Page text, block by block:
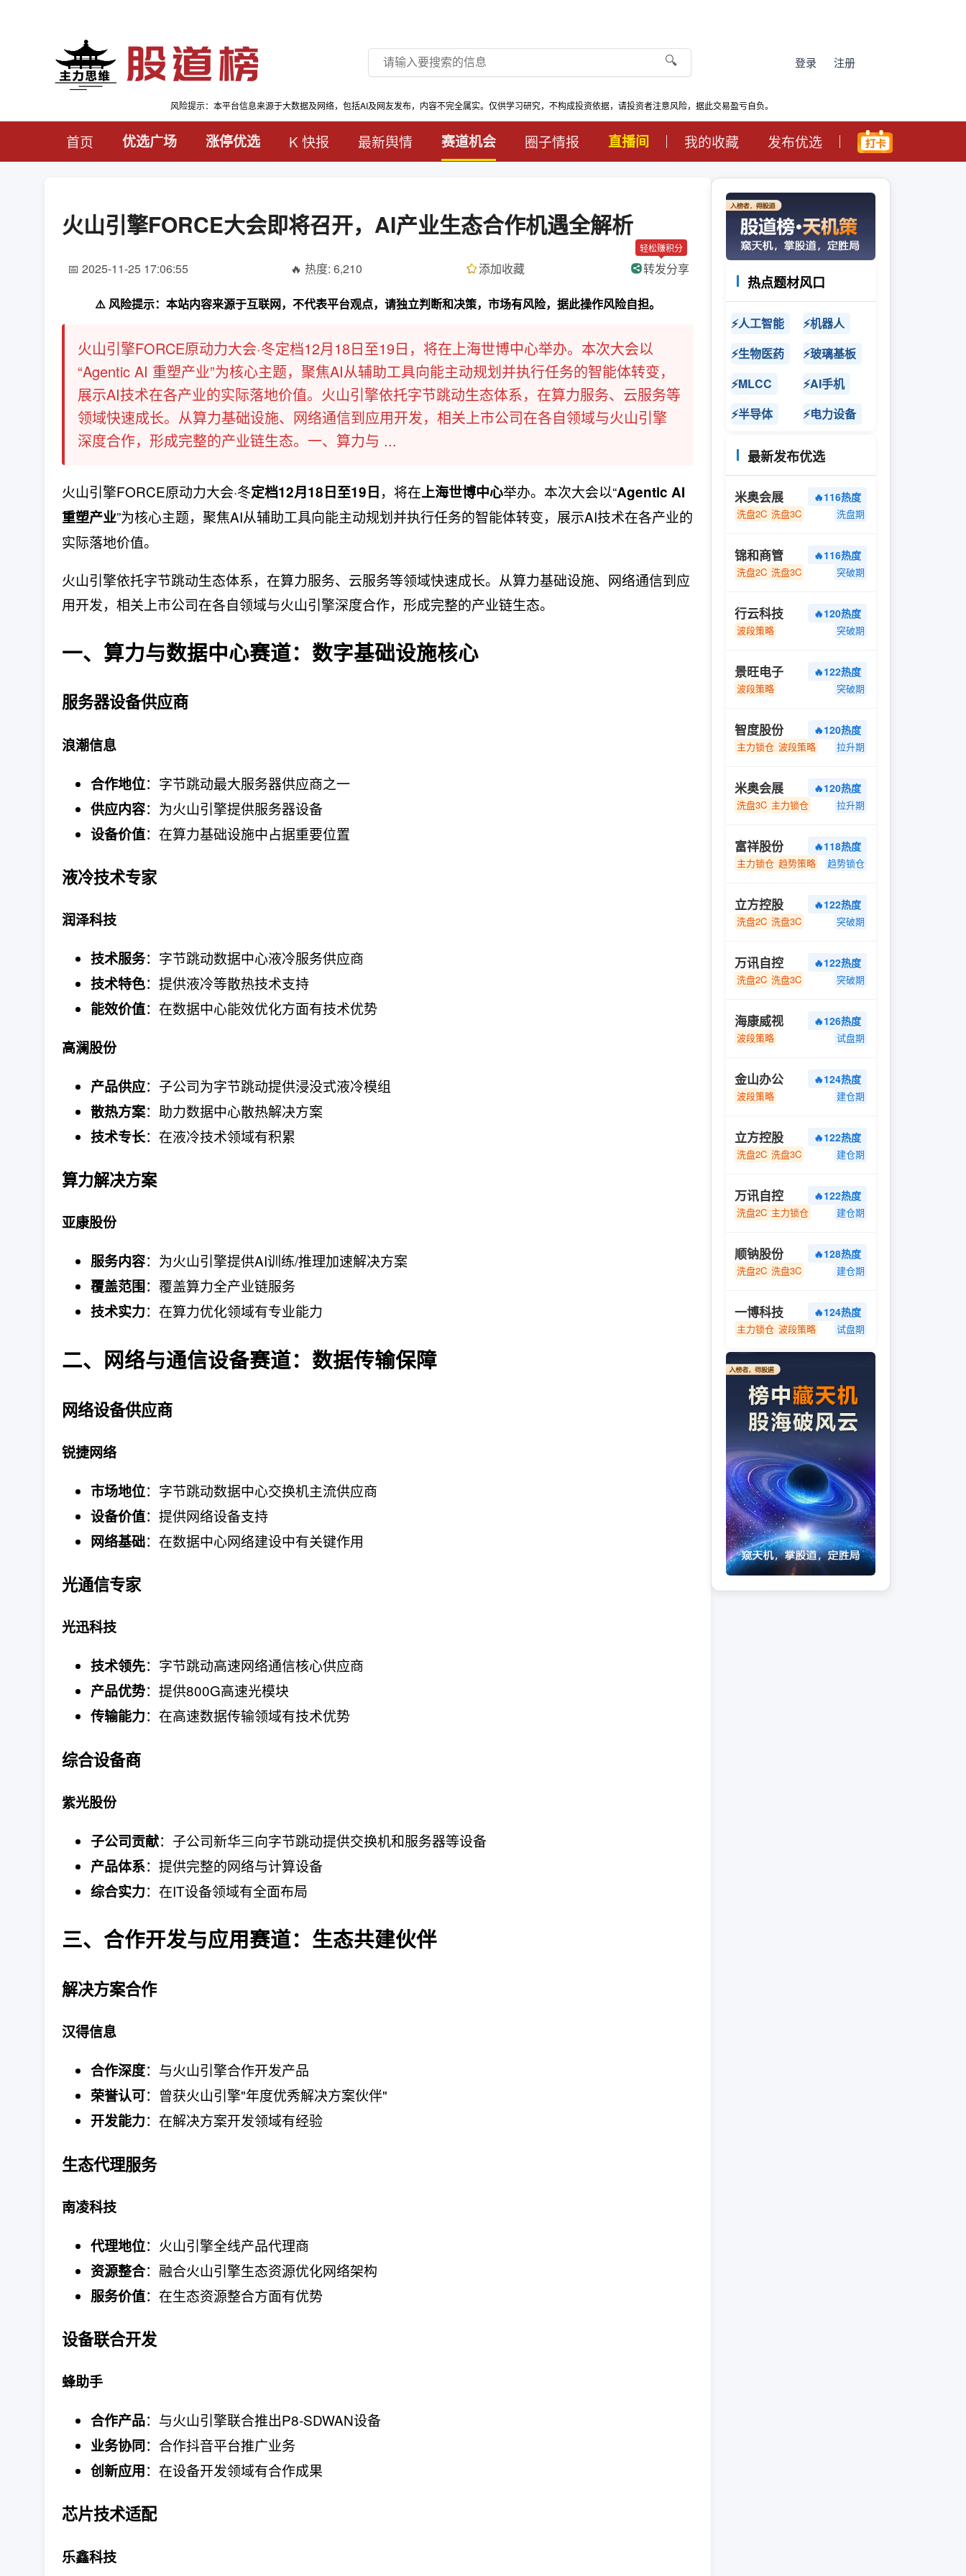
🔍 登录 注册
风险提示：本平台信息来源于大数据及网络，包括AI及网友发布，内容不完全属实。仅供学习研究，不构成投资依据，请投资者注意风险，据此交易盈亏自负。
首页 优选广场 涨停优选 K 快报 最新舆情 赛道机会 圈子情报 直播间 我的收藏 发布优选
火山引擎FORCE大会即将召开，AI产业生态合作机遇全解析
📅 2025-11-25 17:06:55 🔥 热度: 6,210 添加收藏
轻松赚积分
转发分享
⚠️ 风险提示：本站内容来源于互联网，不代表平台观点，请独立判断和决策，市场有风险，据此操作风险自担。
火山引擎FORCE原动力大会·冬定档12月18日至19日，将在上海世博中心举办。本次大会以
“Agentic AI 重塑产业”为核心主题，聚焦AI从辅助工具向能主动规划并执行任务的智能体转变，
展示AI技术在各产业的实际落地价值。火山引擎依托字节跳动生态体系，在算力服务、云服务等
领域快速成长。从算力基础设施、网络通信到应用开发，相关上市公司在各自领域与火山引擎
深度合作，形成完整的产业链生态。一、算力与 ...
火山引擎FORCE原动力大会·冬定档12月18日至19日，将在上海世博中心举办。本次大会以“Agentic AI
重塑产业”为核心主题，聚焦AI从辅助工具向能主动规划并执行任务的智能体转变，展示AI技术在各产业的
实际落地价值。
火山引擎依托字节跳动生态体系，在算力服务、云服务等领域快速成长。从算力基础设施、网络通信到应
用开发，相关上市公司在各自领域与火山引擎深度合作，形成完整的产业链生态。
一、算力与数据中心赛道：数字基础设施核心
服务器设备供应商
浪潮信息
合作地位：字节跳动最大服务器供应商之一
供应内容：为火山引擎提供服务器设备
设备价值：在算力基础设施中占据重要位置
液冷技术专家
润泽科技
技术服务：字节跳动数据中心液冷服务供应商
技术特色：提供液冷等散热技术支持
能效价值：在数据中心能效优化方面有技术优势
高澜股份
产品供应：子公司为字节跳动提供浸没式液冷模组
散热方案：助力数据中心散热解决方案
技术专长：在液冷技术领域有积累
算力解决方案
亚康股份
服务内容：为火山引擎提供AI训练/推理加速解决方案
覆盖范围：覆盖算力全产业链服务
技术实力：在算力优化领域有专业能力
二、网络与通信设备赛道：数据传输保障
网络设备供应商
锐捷网络
市场地位：字节跳动数据中心交换机主流供应商
设备价值：提供网络设备支持
网络基础：在数据中心网络建设中有关键作用
光通信专家
光迅科技
技术领先：字节跳动高速网络通信核心供应商
产品优势：提供800G高速光模块
传输能力：在高速数据传输领域有技术优势
综合设备商
紫光股份
子公司贡献：子公司新华三向字节跳动提供交换机和服务器等设备
产品体系：提供完整的网络与计算设备
综合实力：在IT设备领域有全面布局
三、合作开发与应用赛道：生态共建伙伴
解决方案合作
汉得信息
合作深度：与火山引擎合作开发产品
荣誉认可：曾获火山引擎"年度优秀解决方案伙伴"
开发能力：在解决方案开发领域有经验
生态代理服务
南凌科技
代理地位：火山引擎全线产品代理商
资源整合：融合火山引擎生态资源优化网络架构
服务价值：在生态资源整合方面有优势
设备联合开发
蜂助手
合作产品：与火山引擎联合推出P8-SDWAN设备
业务协同：合作抖音平台推广业务
创新应用：在设备开发领域有合作成果
芯片技术适配
乐鑫科技
热点题材风口
⚡人工智能
⚡机器人
⚡生物医药
⚡玻璃基板
⚡MLCC
⚡AI手机
⚡半导体
⚡电力设备
最新发布优选
米奥会展 🔥116热度
洗盘2C 洗盘3C 洗盘期
锦和商管 🔥116热度
洗盘2C 洗盘3C 突破期
行云科技 🔥120热度
波段策略 突破期
景旺电子 🔥122热度
波段策略 突破期
智度股份 🔥120热度
主力锁仓 波段策略 拉升期
米奥会展 🔥120热度
洗盘3C 主力锁仓 拉升期
富祥股份 🔥118热度
主力锁仓 趋势策略 趋势锁仓
立方控股 🔥122热度
洗盘2C 洗盘3C 突破期
万讯自控 🔥122热度
洗盘2C 洗盘3C 突破期
海康威视 🔥126热度
波段策略 试盘期
金山办公 🔥124热度
波段策略 建仓期
立方控股 🔥122热度
洗盘2C 洗盘3C 建仓期
万讯自控 🔥122热度
洗盘2C 主力锁仓 建仓期
顺钠股份 🔥128热度
洗盘2C 洗盘3C 建仓期
一博科技 🔥124热度
主力锁仓 波段策略 试盘期